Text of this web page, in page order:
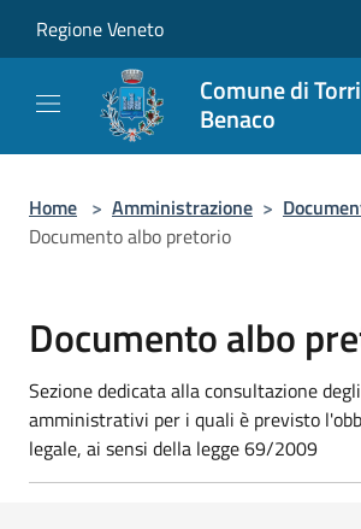
Regione Veneto
Comune di
Benaco
Home > Amministrazione >
Documento albo pretorio
Documento albo
Sezione dedicata alla consultazione
amministrativi per i quali è previsto
legale, ai sensi della legge 69/2009